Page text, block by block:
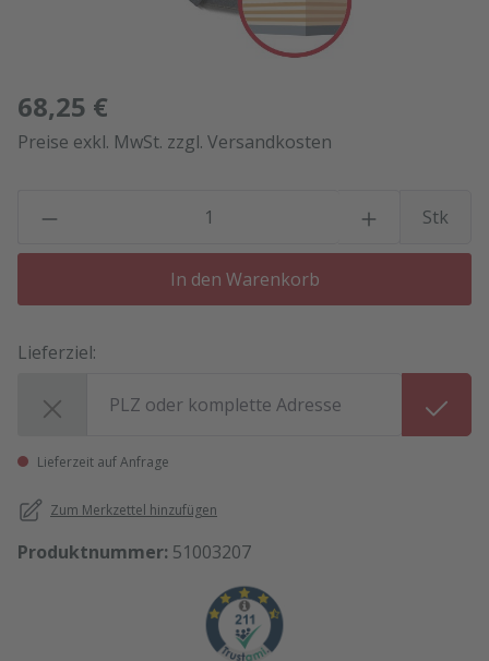
68,25 €
Preise exkl. MwSt. zzgl. Versandkosten
Stk
In den Warenkorb
Lieferziel:
Lieferzeit auf Anfrage
Zum Merkzettel hinzufügen
Produktnummer: 51003207